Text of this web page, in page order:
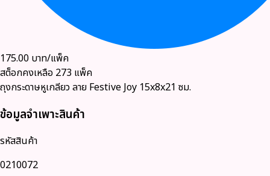
175.00 บาท/แพ็ค
สต็อกคงเหลือ 273 แพ็ค
ถุงกระดาษหูเกลียว ลาย Festive Joy 15x8x21 ซม.
ข้อมูลจำเพาะสินค้า
รหัสสินค้า
0210072